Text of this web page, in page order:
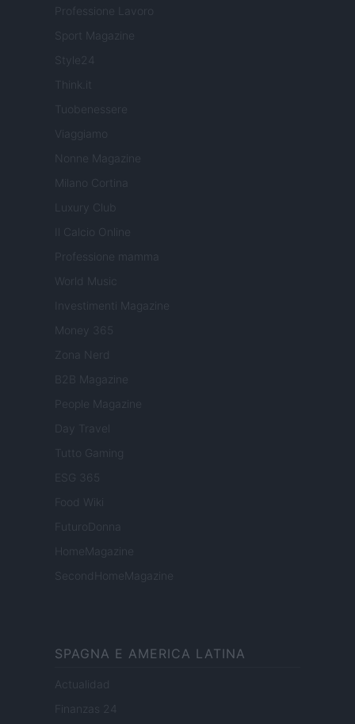
Professione Lavoro
Sport Magazine
Style24
Think.it
Tuobenessere
Viaggiamo
Nonne Magazine
Milano Cortina
Luxury Club
Il Calcio Online
Professione mamma
World Music
Investimenti Magazine
Money 365
Zona Nerd
B2B Magazine
People Magazine
Day Travel
Tutto Gaming
ESG 365
Food Wiki
FuturoDonna
HomeMagazine
SecondHomeMagazine
SPAGNA E AMERICA LATINA
Actualidad
Finanzas 24